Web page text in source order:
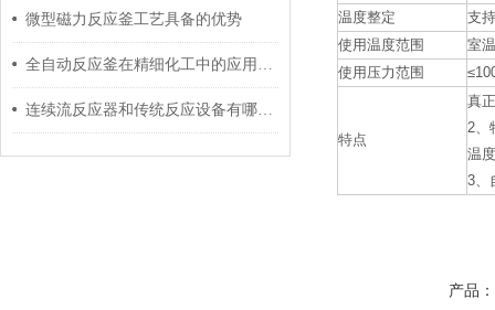
微型磁力反应釜工艺具备的优势
全自动反应釜在精细化工中的应用优势与工艺优化策略
连续流反应器和传统反应设备有哪些区别？
温度整定
支持
使用温度范围
室温
使用压力范围
特点
真
2、
温
3、
产品：